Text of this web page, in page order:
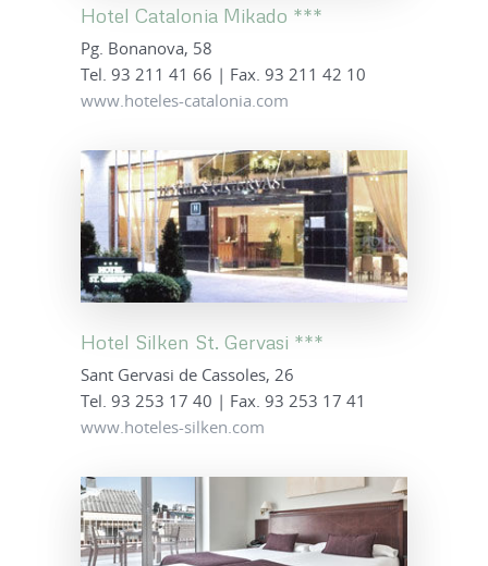
Hotel Catalonia Mikado ***
Pg. Bonanova, 58
Tel. 93 211 41 66 | Fax. 93 211 42 10
www.hoteles-catalonia.com
Hotel Silken St. Gervasi ***
Sant Gervasi de Cassoles, 26
Tel. 93 253 17 40 | Fax. 93 253 17 41
www.hoteles-silken.com